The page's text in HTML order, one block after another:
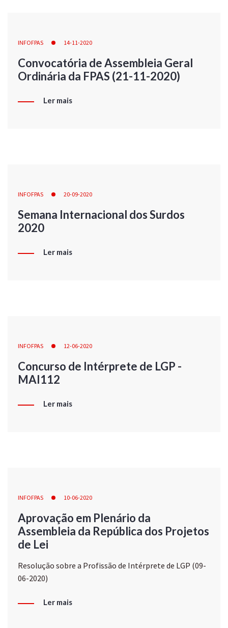
INFOFPAS 14-11-2020
Convocatória de Assembleia Geral
Ordinária da FPAS (21-11-2020)
Ler mais
INFOFPAS 20-09-2020
Semana Internacional dos Surdos
2020
Ler mais
INFOFPAS 12-06-2020
Concurso de Intérprete de LGP -
MAI112
Ler mais
INFOFPAS 10-06-2020
Aprovação em Plenário da
Assembleia da República dos Projetos
de Lei
Resolução sobre a Profissão de Intérprete de LGP (09-
06-2020)
Ler mais